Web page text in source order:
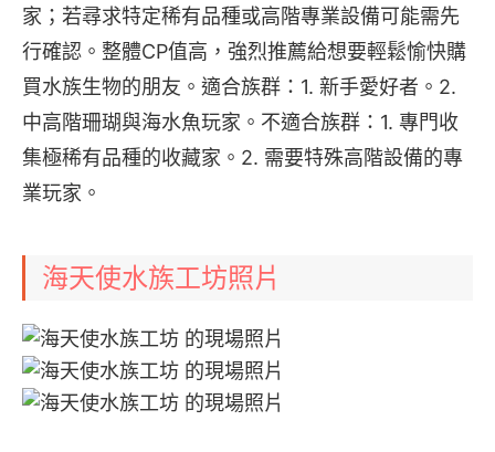
家；若尋求特定稀有品種或高階專業設備可能需先
行確認。整體CP值高，強烈推薦給想要輕鬆愉快購
買水族生物的朋友。適合族群：1. 新手愛好者。2.
中高階珊瑚與海水魚玩家。不適合族群：1. 專門收
集極稀有品種的收藏家。2. 需要特殊高階設備的專
業玩家。
海天使水族工坊照片